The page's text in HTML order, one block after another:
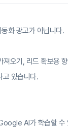
화 광고가 아닙니다.
오기, 리드 확보용
고 있습니다.
AI가 학습할 수